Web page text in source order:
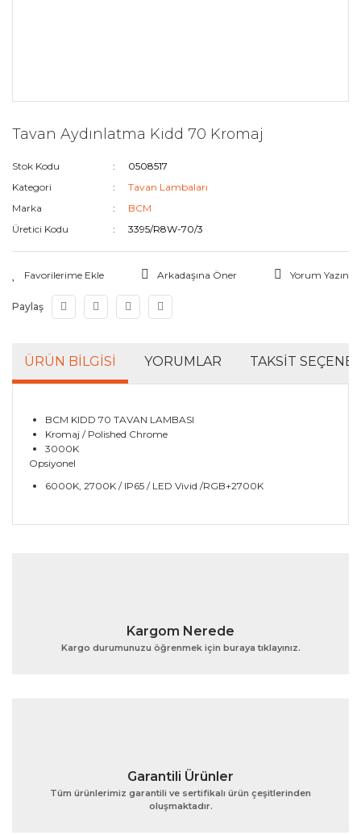
Tavan Aydınlatma Kidd 70 Kromaj
Stok Kodu
0508517
Kategori
Tavan Lambaları
Marka
BCM
Üretici Kodu
3395/R8W-70/3
Arkadaşına Öner Yorum Yazın
Paylaş
ÜRÜN BILGISI YORUMLAR TAKSIT
BCM KIDD 70 TAVAN LAMBASI
Kromaj / Polished Chrome
3000K
Opsiyonel
6000K, 2700K / IP65 / LED Vivid /RGB+2700K
Bu ürünün fiyat bilgisi, resim, ürün açıklamalarında ve
Ürün açıklamasında eksik bilgiler bulunuyor.
Gönder
Kargom Nerede
Kargo durumunuzu öğrenmek için buraya tıklayınız.
Garantili Ürünler
Tüm ürünlerimiz garantili ve sertifikalı ürün çeşitlerinden
oluşmaktadır.